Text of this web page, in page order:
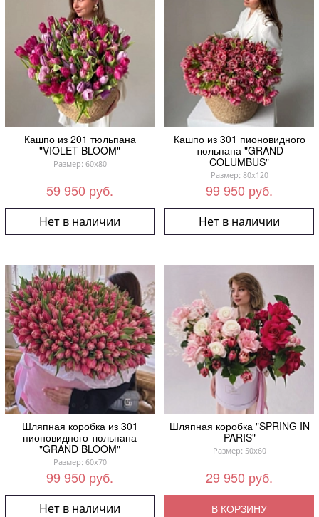
Кашпо из 201 тюльпана
"VIOLET BLOOM"
Размер: 60x80
59 950 руб.
Нет в наличии
Кашпо из 301 пионовидного
тюльпана "GRAND
COLUMBUS"
Размер: 80x120
99 950 руб.
Нет в наличии
Шляпная коробка из 301
пионовидного тюльпана
"GRAND BLOOM"
Размер: 60x70
99 950 руб.
Нет в наличии
Шляпная коробка "SPRING IN
PARIS"
Размер: 50x60
29 950 руб.
В КОРЗИНУ